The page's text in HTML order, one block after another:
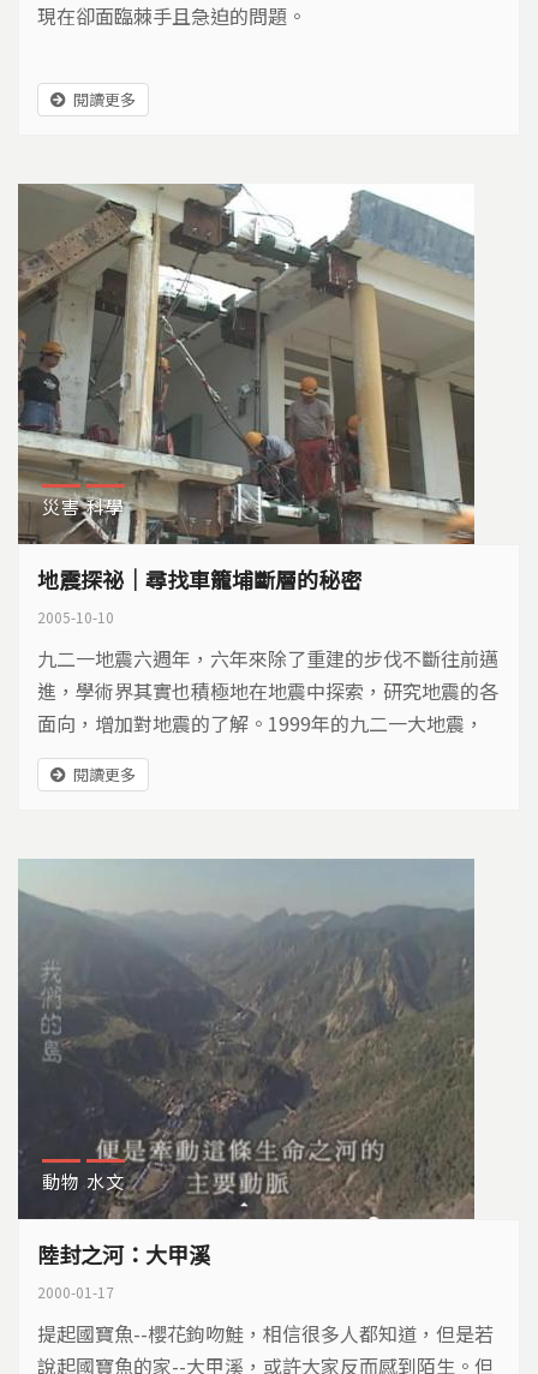
現在卻面臨棘手且急迫的問題。
閱讀更多
災害 科學
地震探祕｜尋找車籠埔斷層的秘密
2005-10-10
九二一地震六週年，六年來除了重建的步伐不斷往前邁
進，學術界其實也積極地在地震中探索，研究地震的各
面向，增加對地震的了解。1999年的九二一大地震，
是台灣人民心中的痛，傷害會過去，經驗卻不能不記
取。閱讀更多
動物 水文
陸封之河：大甲溪
2000-01-17
提起國寶魚--櫻花鉤吻鮭，相信很多人都知道，但是若
說起國寶魚的家--大甲溪，或許大家反而感到陌生。但